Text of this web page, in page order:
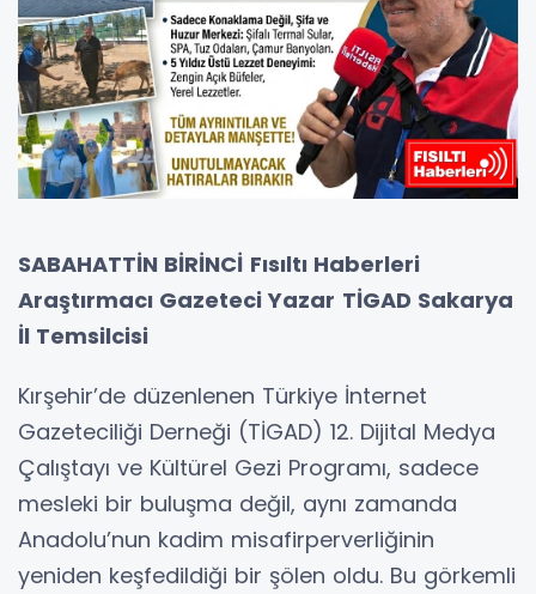
SABAHATTİN BİRİNCİ Fısıltı Haberleri
Araştırmacı Gazeteci Yazar TİGAD Sakarya
İl Temsilcisi
Kırşehir’de düzenlenen Türkiye İnternet
Gazeteciliği Derneği (TİGAD) 12. Dijital Medya
Çalıştayı ve Kültürel Gezi Programı, sadece
mesleki bir buluşma değil, aynı zamanda
Anadolu’nun kadim misafirperverliğinin
yeniden keşfedildiği bir şölen oldu. Bu görkemli